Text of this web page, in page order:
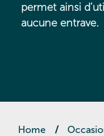
permet ainsi
aucune entrave.
Home /